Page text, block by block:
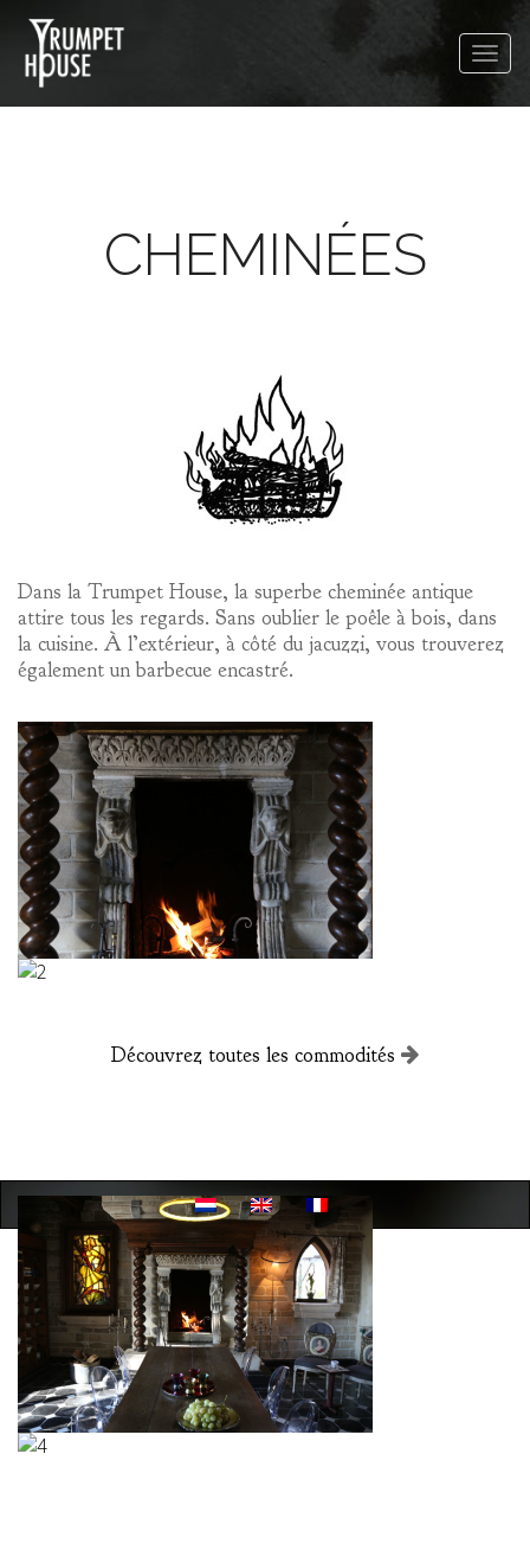
CHEMINÉES
Dans la Trumpet House, la superbe cheminée antique
attire tous les regards. Sans oublier le poêle à bois, dans
la cuisine. À l’extérieur, à côté du jacuzzi, vous trouverez
également un barbecue encastré.
Découvrez toutes les commodités